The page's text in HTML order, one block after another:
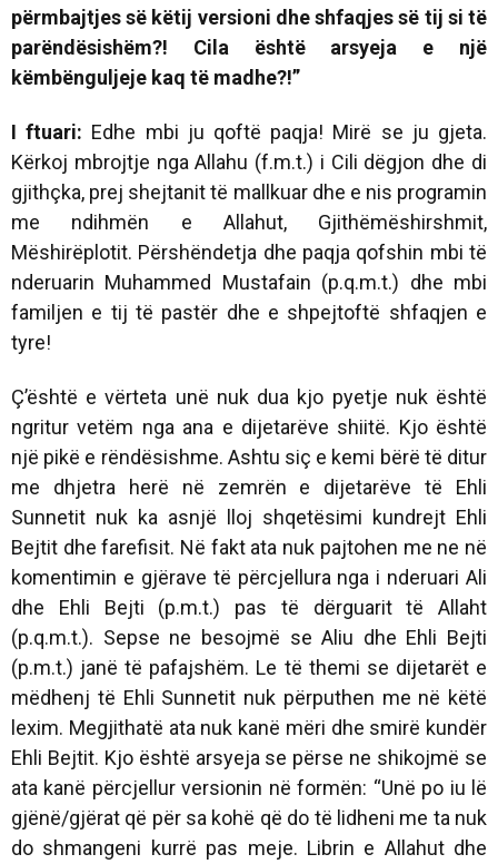
përmbajtjes së këtij versioni dhe shfaqjes së tij si të
parëndësishëm?! Cila është arsyeja e një
këmbënguljeje kaq të madhe?!”
I ftuari: Edhe mbi ju qoftë paqja! Mirë se ju gjeta.
Kërkoj mbrojtje nga Allahu (f.m.t.) i Cili dëgjon dhe di
gjithçka, prej shejtanit të mallkuar dhe e nis programin
me ndihmën e Allahut, Gjithëmëshirshmit,
Mëshirëplotit. Përshëndetja dhe paqja qofshin mbi të
nderuarin Muhammed Mustafain (p.q.m.t.) dhe mbi
familjen e tij të pastër dhe e shpejtoftë shfaqjen e
tyre!
Ç’është e vërteta unë nuk dua kjo pyetje nuk është
ngritur vetëm nga ana e dijetarëve shiitë. Kjo është
një pikë e rëndësishme. Ashtu siç e kemi bërë të ditur
me dhjetra herë në zemrën e dijetarëve të Ehli
Sunnetit nuk ka asnjë lloj shqetësimi kundrejt Ehli
Bejtit dhe farefisit. Në fakt ata nuk pajtohen me ne në
komentimin e gjërave të përcjellura nga i nderuari Ali
dhe Ehli Bejti (p.m.t.) pas të dërguarit të Allaht
(p.q.m.t.). Sepse ne besojmë se Aliu dhe Ehli Bejti
(p.m.t.) janë të pafajshëm. Le të themi se dijetarët e
mëdhenj të Ehli Sunnetit nuk përputhen me në këtë
lexim. Megjithatë ata nuk kanë mëri dhe smirë kundër
Ehli Bejtit. Kjo është arsyeja se përse ne shikojmë se
ata kanë përcjellur versionin në formën: “Unë po iu lë
gjënë/gjërat që për sa kohë që do të lidheni me ta nuk
do shmangeni kurrë pas meje. Librin e Allahut dhe